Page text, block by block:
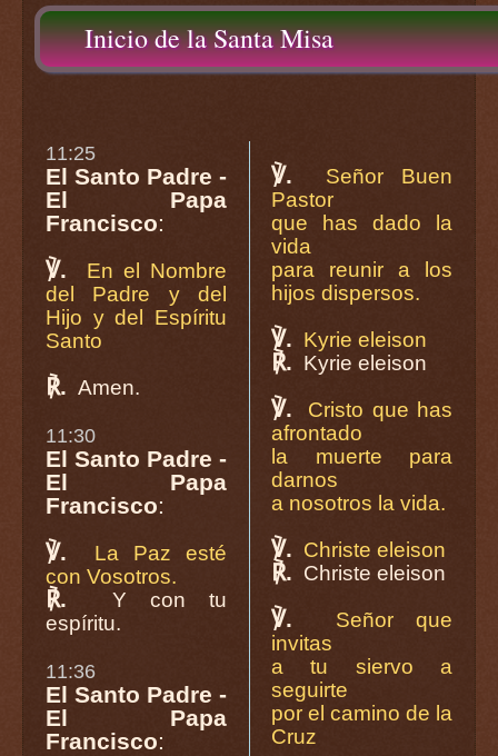
Inicio de la Santa Misa
11:25
El Santo Padre -
El Papa
Francisco:
℣.
En el Nombre
del Padre y del
Hijo y del Espíritu
Santo
℟. Amen.
11:30
El Santo Padre -
El Papa
Francisco:
℣.
La Paz esté
con Vosotros.
℟.
Y con tu
espíritu.
11:36
El Santo Padre -
El Papa
Francisco:
℣.
Señor Buen
Pastor
que has dado la
vida
para reunir a los
hijos dispersos.
℣. Kyrie eleison
℟. Kyrie eleison
℣.
Cristo que has
afrontado
la muerte para
darnos
a nosotros la vida.
℣. Christe eleison
℟. Christe eleison
℣.
Señor que
invitas
a tu siervo a
seguirte
por el camino de la
Cruz